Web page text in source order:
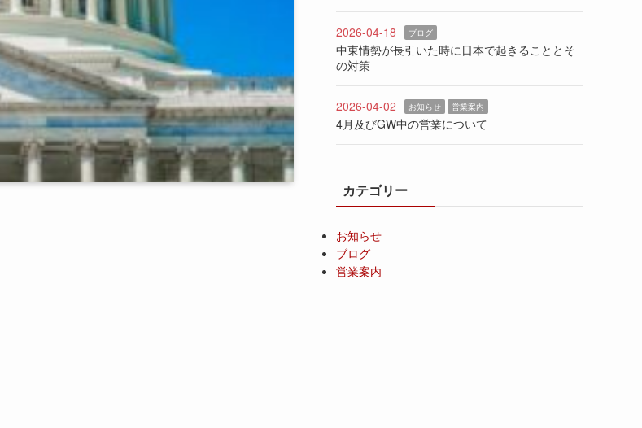
2026-04-18 ブログ
中東情勢が長引いた時に日本で起きることとそ
の対策
2026-04-02 お知らせ 営業案内
4月及びGW中の営業について
カテゴリー
お知らせ
ブログ
営業案内